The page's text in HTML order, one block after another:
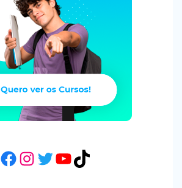
Facebook
Instagram
Twitter
YouTube
TikTok